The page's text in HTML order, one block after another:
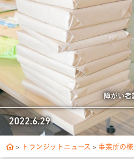
広報・イベント
サービス内容
就労移行支援とは
トランジットについて
1日の流れ
障がい
2022.6.29
> トランジットニュース > 事業所の